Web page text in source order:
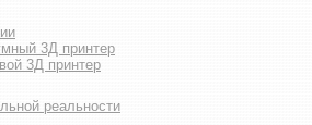
3Д принтер
3Д принтер
реальности